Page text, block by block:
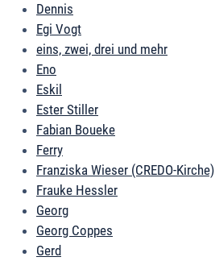
Dennis
Egi Vogt
eins, zwei, drei und mehr
Eno
Eskil
Ester Stiller
Fabian Boueke
Ferry
Franziska Wieser (CREDO-Kirche)
Frauke Hessler
Georg
Georg Coppes
Gerd